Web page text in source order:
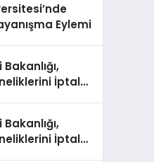
Eylemi
Bakanlığı,
İptal
Bakanlığı,
İptal